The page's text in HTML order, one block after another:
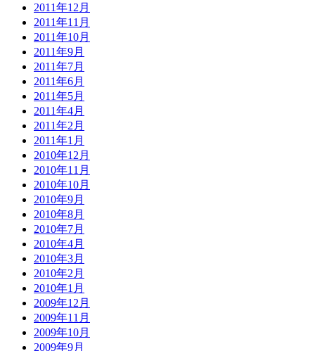
2011年12月
2011年11月
2011年10月
2011年9月
2011年7月
2011年6月
2011年5月
2011年4月
2011年2月
2011年1月
2010年12月
2010年11月
2010年10月
2010年9月
2010年8月
2010年7月
2010年4月
2010年3月
2010年2月
2010年1月
2009年12月
2009年11月
2009年10月
2009年9月